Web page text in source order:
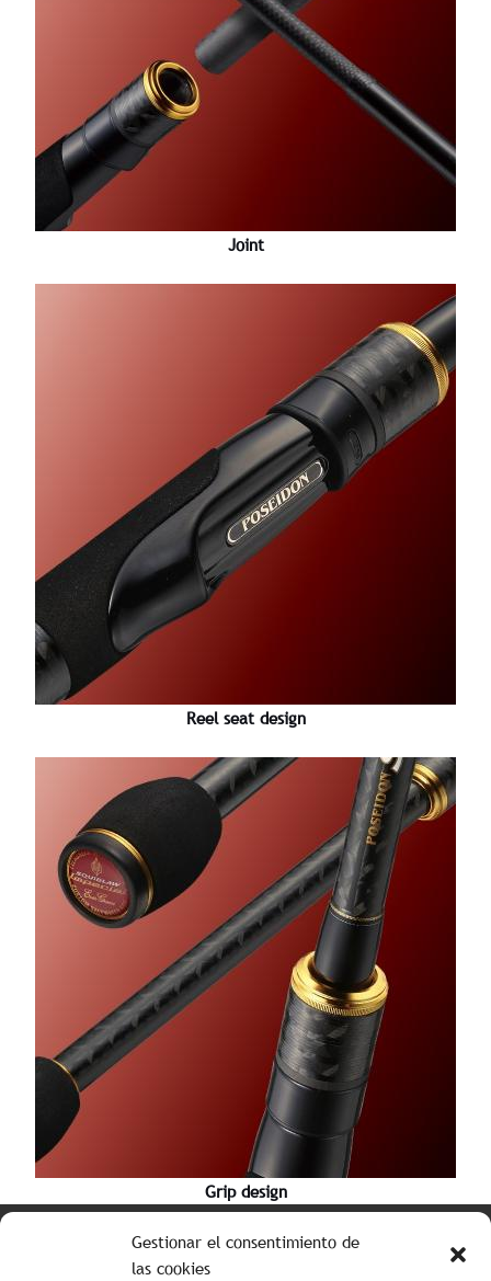
Gestionar el consentimiento de
las cookies
Joint
Reel seat design
Grip design